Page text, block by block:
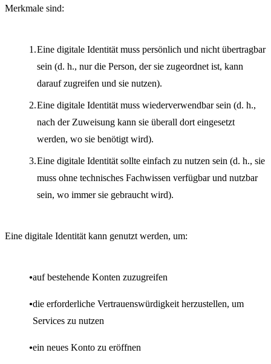
Merkmale sind:
Eine digitale Identität muss persönlich und nicht übertragbar
sein (d. h., nur die Person, der sie zugeordnet ist, kann
darauf zugreifen und sie nutzen).
Eine digitale Identität muss wiederverwendbar sein (d. h.,
nach der Zuweisung kann sie überall dort eingesetzt
werden, wo sie benötigt wird).
Eine digitale Identität sollte einfach zu nutzen sein (d. h., sie
muss ohne technisches Fachwissen verfügbar und nutzbar
sein, wo immer sie gebraucht wird).
Eine digitale Identität kann genutzt werden, um:
auf bestehende Konten zuzugreifen
die erforderliche Vertrauenswürdigkeit herzustellen, um
Services zu nutzen
ein neues Konto zu eröffnen